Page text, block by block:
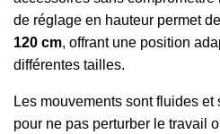
de réglage en hauteur permet
120 cm, offrant une position
différentes tailles.
Les mouvements sont fluides
pour ne pas perturber le travail